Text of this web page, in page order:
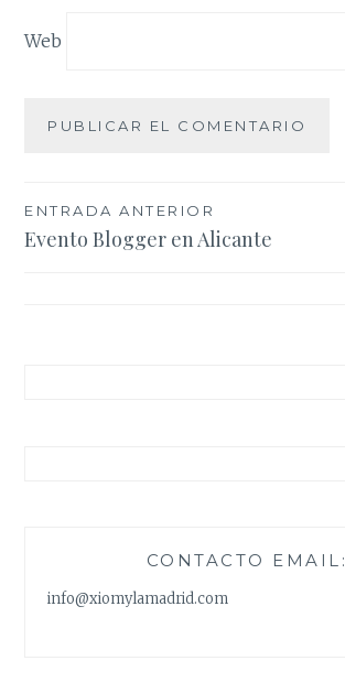
Web
Navegación
de
ENTRADA ANTERIOR
Evento Blogger en Alicante
CONTACTO EMAIL:
info@xiomylamadrid.com